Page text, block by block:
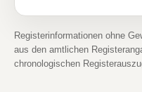
Registerinformationen ohne
aus den amtlichen
chronologischen